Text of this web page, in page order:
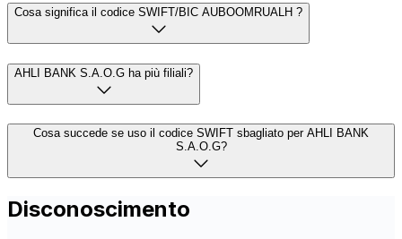
Cosa significa il codice SWIFT/BIC AUBOOMRUALH ?
AHLI BANK S.A.O.G ha più filiali?
Cosa succede se uso il codice SWIFT sbagliato per AHLI BANK
S.A.O.G?
Disconoscimento